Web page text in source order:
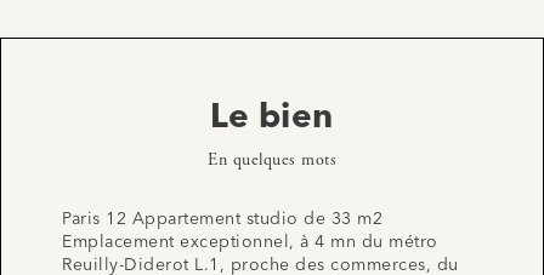
Le bien
En quelques mots
Paris 12 Appartement studio de 33 m2
Emplacement exceptionnel, à 4 mn du métro
Reuilly-Diderot L.1, proche des commerces, du